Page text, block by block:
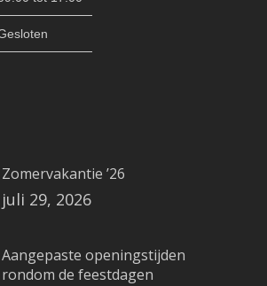
Zomervakantie ’26
juli 29, 2026
Aangepaste openingstijden
rondom de feestdagen